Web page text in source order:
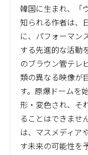
韓国に生まれ、「
知られる作者は、
に、パフォーマン
する先進的な活動
のブラウン管テレ
類の異なる映像が
す。原爆ドームを
形・変色され、そ
ることはできませ
は、マスメディア
す未来の可能性を